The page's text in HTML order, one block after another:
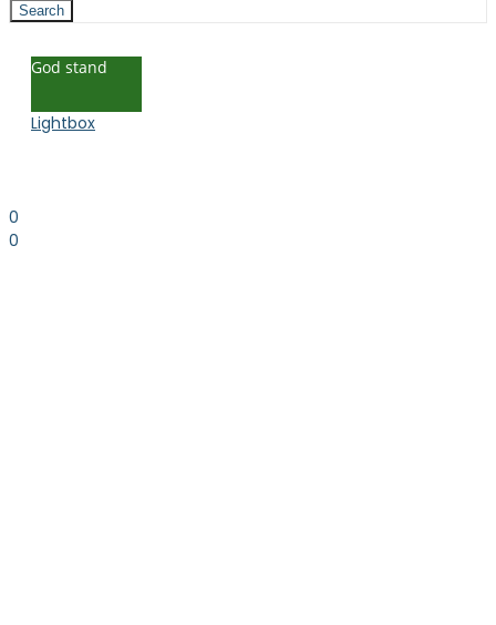
0
0
Search
God stand
Lightbox